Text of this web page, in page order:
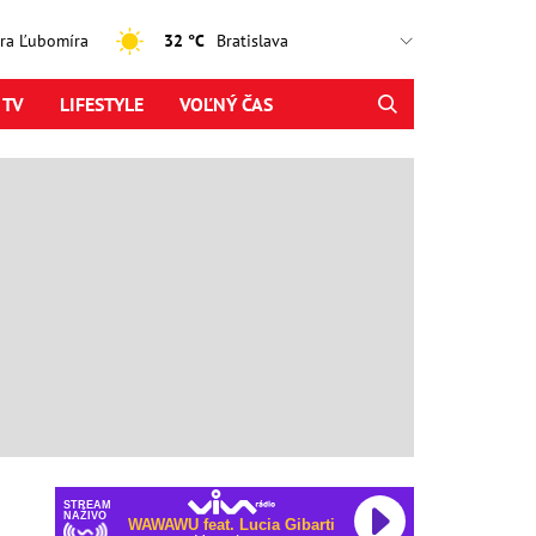
Ľubomíra 32 °C
LIFESTYLE VOĽNÝ ČAS
STREAM
NAŽIVO
WAWAWU feat. Lucia Gibarti